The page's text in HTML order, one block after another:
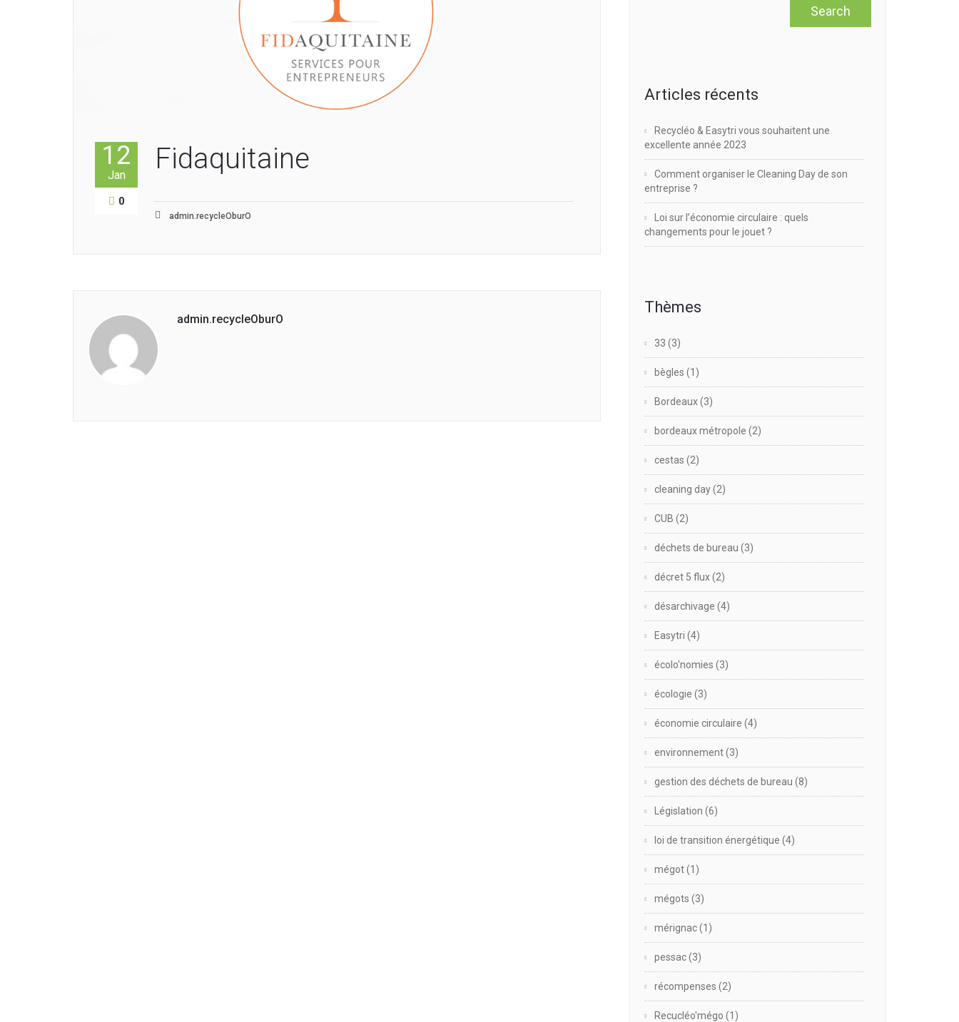
12
Jan
0
Fidaquitaine
admin.recycleOburO
admin.recycleOburO
Articles récents
Recycléo & Easytri vous souhaitent une
excellente année 2023
Comment organiser le Cleaning Day de son
entreprise ?
Loi sur l’économie circulaire : quels
changements pour le jouet ?
Thèmes
33 (3)
bègles (1)
Bordeaux(3)
bordeaux métropole (2)
cestas (2)
cleaning day(2)
CUB (2)
déchets de bureau (3)
décret 5 flux(2)
désarchivage (4)
Easytri (4)
écolo'nomies (3)
écologie (3)
économie circulaire (4)
environnement(3)
gestion des déchets de bureau (8)
Législation (6)
loi de transition énergétique (4)
mégot(1)
mégots (3)
mérignac(1)
pessac(3)
récompenses (2)
Recucléo'mégo (1)